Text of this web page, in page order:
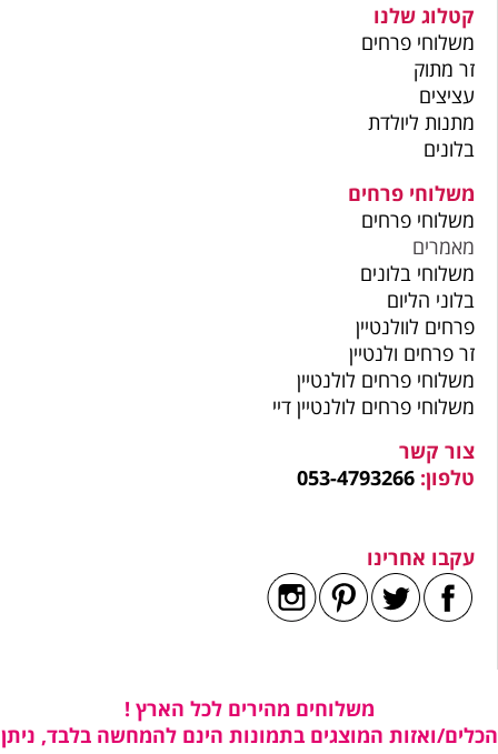
קטלוג שלנו
משלוחי פרחים
זר מתוק
עציצים
מתנות ליולדת
בלונים
משלוחי פרחים
משלוחי פרחים
מאמרים
משלוחי בלונים
בלוני הליום
פרחים לוולנטיין
זר פרחים ולנטיין
משלוחי פרחים לולנטיין
משלוחי פרחים לולנטיין דיי
צור קשר
טלפון: 053-4793266
עקבו אחרינו
משלוחים מהירים לכל הארץ !
הכלים/ואזות המוצגים בתמונות הינם להמחשה בלבד, ניתן